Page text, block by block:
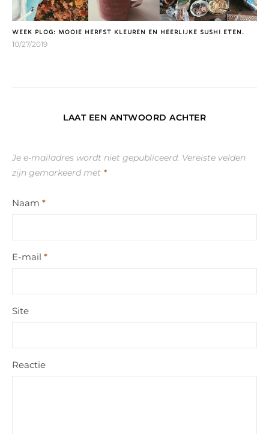
WEEK PLOG: MOOIE HERFST KLEUREN EN HEERLIJKE SUSHI ETEN.
10/27/2019
LAAT EEN ANTWOORD ACHTER
Je e-mailadres wordt niet gepubliceerd. Vereiste velden
zijn gemarkeerd met *
Naam *
E-mail *
Site
Reactie